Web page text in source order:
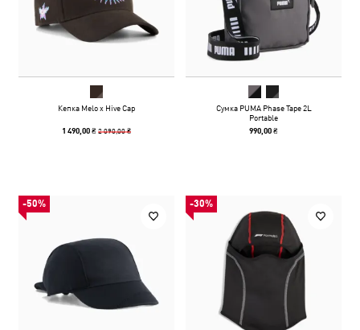
Кепка Melo x Hive Cap
1 490,00 ₴2 090,00 ₴
Сумка PUMA Phase Tape 2L
Portable
990,00 ₴
-50% -30%